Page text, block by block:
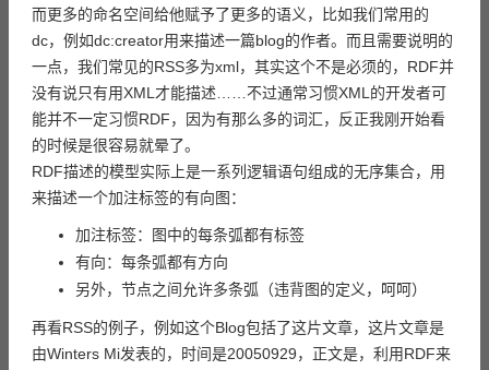
而更多的命名空间给他赋予了更多的语义，比如我们常用的
dc，例如dc:creator用来描述一篇blog的作者。而且需要说明的
一点，我们常见的RSS多为xml，其实这个不是必须的，RDF并
没有说只有用XML才能描述……不过通常习惯XML的开发者可
能并不一定习惯RDF，因为有那么多的词汇，反正我刚开始看
的时候是很容易就晕了。
RDF描述的模型实际上是一系列逻辑语句组成的无序集合，用
来描述一个加注标签的有向图：
加注标签：图中的每条弧都有标签
有向：每条弧都有方向
另外，节点之间允许多条弧（违背图的定义，呵呵）
再看RSS的例子，例如这个Blog包括了这片文章，这片文章是
由Winters Mi发表的，时间是20050929，正文是，利用RDF来